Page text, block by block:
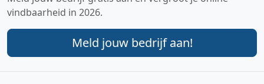
vindbaarheid in 2026.
Meld jouw bedrijf aan!